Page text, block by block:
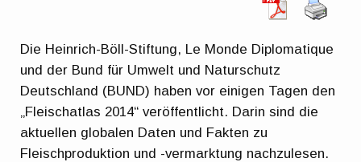
Die Heinrich-Böll-Stiftung, Le Monde Diplomatique
und der Bund für Umwelt und Naturschutz
Deutschland (BUND) haben vor einigen Tagen den
„Fleischatlas 2014“ veröffentlicht. Darin sind die
aktuellen globalen Daten und Fakten zu
Fleischproduktion und -vermarktung nachzulesen.